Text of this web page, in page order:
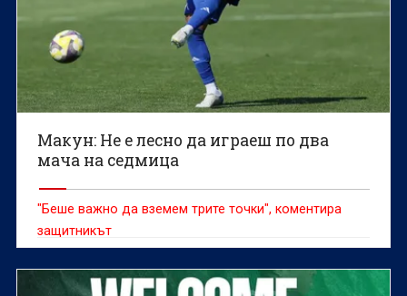
Макун: Не е лесно да играеш по два
мача на седмица
"Беше важно да вземем трите точки", коментира
защитникът